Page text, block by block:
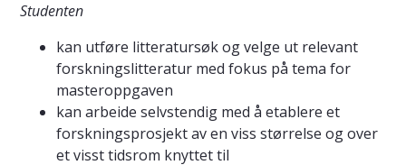
Studenten
kan utføre litteratursøk og velge ut relevant
forskningslitteratur med fokus på tema for
masteroppgaven
kan arbeide selvstendig med å etablere et
forskningsprosjekt av en viss størrelse og over
et visst tidsrom knyttet til